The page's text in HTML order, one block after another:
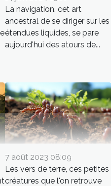
La navigation, cet art
ancestral de se diriger sur les
étendues liquides, se pare
aujourd'hui des atours de...
7 août 2023 08:09
Les vers de terre, ces petites
créatures que l'on retrouve